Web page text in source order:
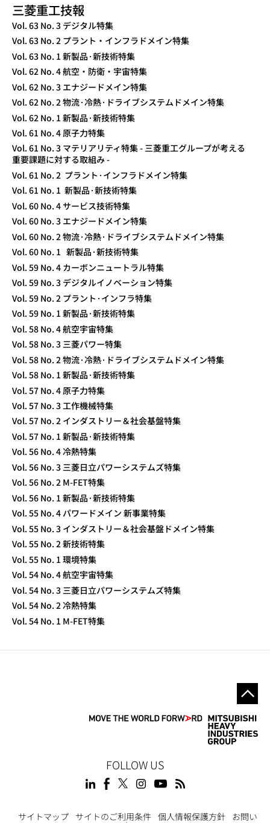
三菱重工技報
TECHNICAL REVIEW
Vol. 63 No. 3 デジタル特集
Vol. 63 No. 2 プラント・インフラドメイン特集
Vol. 63 No. 1 新製品·新技術特集
Vol. 62 No. 4 航空・防衛・宇宙特集
Vol. 62 No. 3 エナジードメイン特集
Vol. 62 No. 2 物流·冷熱·ドライブシステムドメイン特集
Vol. 62 No. 1 新製品·新技術特集
Vol. 61 No. 4 原子力特集
Vol. 61 No. 3 マテリアリティ特集 - 三菱重工グループが考える
重要課題に対する取組み -
Vol. 61 No. 2 プラント·インフラドメイン特集
Vol. 61 No. 1 新製品·新技術特集
Vol. 60 No. 4 サービス技術特集
Vol. 60 No. 3 エナジードメイン特集
Vol. 60 No. 2 物流·冷熱·ドライブシステムドメイン特集
Vol. 60 No. 1 新製品·新技術特集
Vol. 59 No. 4 カーボンニュートラル特集
Vol. 59 No. 3 デジタルイノベーション特集
Vol. 59 No. 2 プラント·インフラ特集
Vol. 59 No. 1 新製品·新技術特集
Vol. 58 No. 4 航空宇宙特集
Vol. 58 No. 3 三菱パワー特集
Vol. 58 No. 2 物流·冷熱·ドライブシステムドメイン特集
Vol. 58 No. 1 新製品·新技術特集
Vol. 57 No. 4 原子力特集
Vol. 57 No. 3 工作機械特集
Vol. 57 No. 2 インダストリー＆社会基盤特集
Vol. 57 No. 1 新製品·新技術特集
Vol. 56 No. 4 冷熱特集
Vol. 56 No. 3 三菱日立パワーシステムズ特集
Vol. 56 No. 2 M-FET特集
Vol. 56 No. 1 新製品·新技術特集
Vol. 55 No. 4 パワードメイン 新事業特集
Vol. 55 No. 3 インダストリー＆社会基盤ドメイン特集
Vol. 55 No. 2 新技術特集
Vol. 55 No. 1 環境特集
Vol. 54 No. 4 航空宇宙特集
Vol. 54 No. 3 三菱日立パワーシステムズ特集
Vol. 54 No. 2 冷熱特集
Vol. 54 No. 1 M-FET特集
FOLLOW US
サイトマップ サイトのご利用条件 個人情報保護方針
お問い